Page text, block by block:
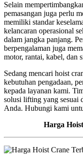
Selain
pemasangan juga perlu
memiliki standar
kelancaran operasional
dalam jangka panjang.
berpengalaman juga
motor, rantai, kabel, dan
Sedang mencari hoist
kebutuhan pengadaan,
kepada layanan kami.
solusi lifting yang sesuai
Anda. Hubungi kami
Harga